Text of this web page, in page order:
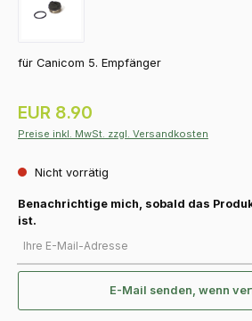
für Canicom 5. Empfänger
Regulärer Preis:
EUR 8.90
Preise inkl. MwSt. zzgl. Versandkosten
Nicht vorrätig
Benachrichtige mich, sobald das
ist.
E-Mail senden, wenn